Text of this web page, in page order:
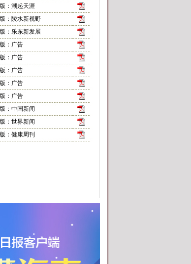
：潮起天涯
：陵水新视野
：乐东新发展
：广告
：广告
：广告
：广告
：广告
：中国新闻
：世界新闻
：健康周刊